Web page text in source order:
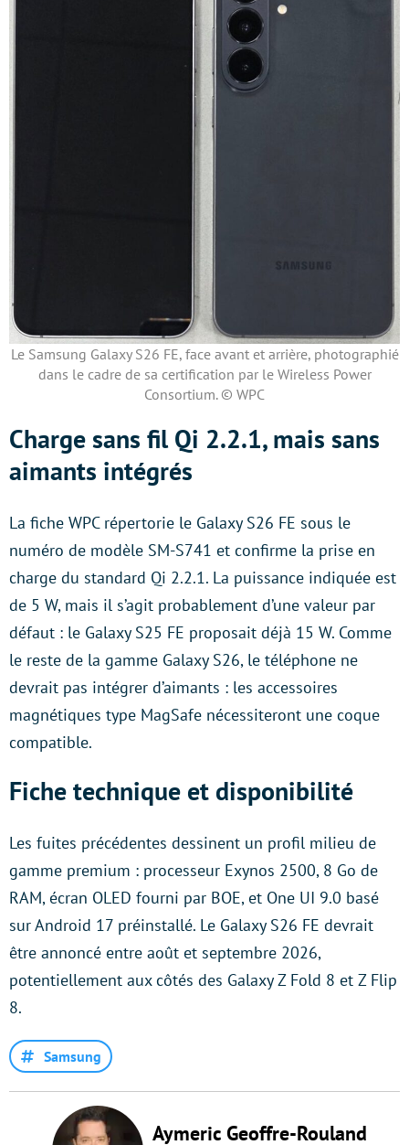
Le Samsung Galaxy S26 FE, face avant et arrière, photographié
dans le cadre de sa certification par le Wireless Power
Consortium. © WPC
Charge sans fil Qi 2.2.1, mais sans
aimants intégrés
La fiche WPC répertorie le Galaxy S26 FE sous le
numéro de modèle SM-S741 et confirme la prise en
charge du standard Qi 2.2.1. La puissance indiquée est
de 5 W, mais il s’agit probablement d’une valeur par
défaut : le Galaxy S25 FE proposait déjà 15 W. Comme
le reste de la gamme Galaxy S26, le téléphone ne
devrait pas intégrer d’aimants : les accessoires
magnétiques type MagSafe nécessiteront une coque
compatible.
Fiche technique et disponibilité
Les fuites précédentes dessinent un profil milieu de
gamme premium : processeur Exynos 2500, 8 Go de
RAM, écran OLED fourni par BOE, et One UI 9.0 basé
sur Android 17 préinstallé. Le Galaxy S26 FE devrait
être annoncé entre août et septembre 2026,
potentiellement aux côtés des Galaxy Z Fold 8 et Z Flip
8.
Samsung
Aymeric Geoffre-Rouland